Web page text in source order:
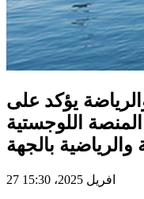
يؤكد على
اللوجستية
27 افريل 2025، 15:30